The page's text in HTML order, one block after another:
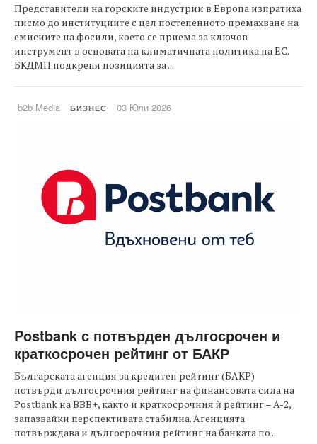
Представители на горските индустрии в Европа изпратиха
писмо до институциите с цел постепенното премахване на
емисиите на фосили, което се приема за ключов
инструмент в основата на климатичната политика на ЕС.
БКДМП подкрепя позицията за ...
b2b Media БИЗНЕС 03 Юли 2026
Postbank с потвърден дългосрочен и
краткосрочен рейтинг от БАКР
Българската агенция за кредитен рейтинг (БАКР)
потвърди дългосрочния рейтинг на финансовата сила на
Postbank на BBB+, както и краткосрочния ѝ рейтинг – A-2,
запазвайки перспективата стабилна. Агенцията
потвърждава и дългосрочния рейтинг на банката по ...